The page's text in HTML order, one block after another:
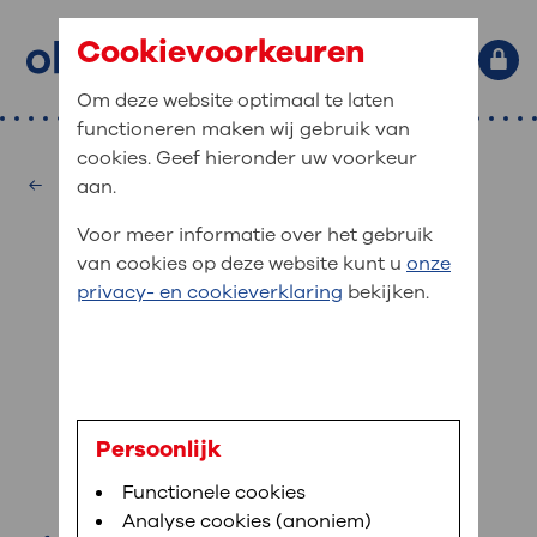
Primaire website navigatie
Home
Afdelingen
Medische informatie
Uw verblijf in OLVG
Werken bij OLVG
: waar bent u naar op zoek?
Veel gezocht: Bloedafname , MijnOLVG ,Digitalisering
MijnOLVG
gegevens inzien
MijnOLVG is het patiëntenportaal van OLVG. In
sneller helpen.
Direct naar MijnOLVG
Diëtetiek
M. Lafeber
diëtist
Cookievoorkeuren
Om deze website optimaal te laten
functioneren maken wij gebruik van
cookies. Geef hieronder uw voorkeur
aan.
Voor meer informatie over het gebruik
van cookies op deze website kunt u onze
privacy- en cookieverklaring bekijken.
Persoonlijk
Functionele cookies
Analyse cookies (anoniem)